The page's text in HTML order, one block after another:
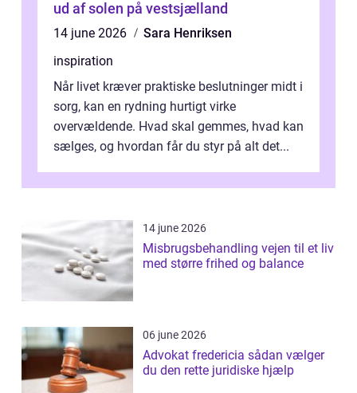
ud af solen på vestsjælland
14 june 2026
Sara Henriksen
inspiration
Når livet kræver praktiske beslutninger midt i
sorg, kan en rydning hurtigt virke
overvældende. Hvad skal gemmes, hvad kan
sælges, og hvordan får du styr på alt det...
14 june 2026
Misbrugsbehandling vejen til et liv
med større frihed og balance
06 june 2026
Advokat fredericia sådan vælger
du den rette juridiske hjælp